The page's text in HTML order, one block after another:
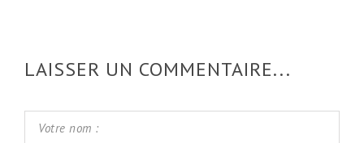
LAISSER UN COMMENTAIRE...